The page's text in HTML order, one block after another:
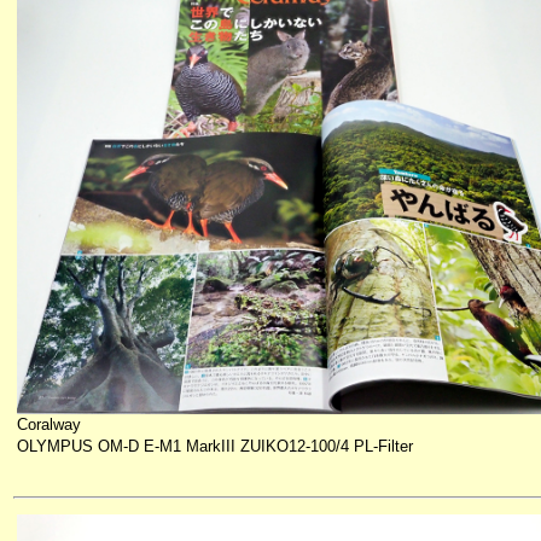
Coralway
OLYMPUS OM-D E-M1 MarkIII ZUIKO12-100/4 PL-Filter